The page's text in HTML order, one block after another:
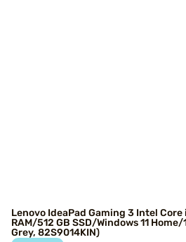
Lenovo IdeaPad Gaming 3 Intel Core
RAM/512 GB SSD/Windows 11
Grey, 82S9014KIN)